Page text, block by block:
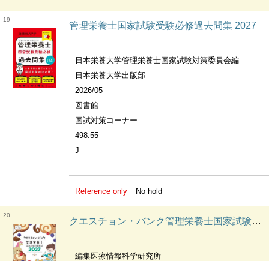
19
管理栄養士国家試験受験必修過去問集 2027
日本栄養大学管理栄養士国家試験対策委員会編
日本栄養大学出版部
2026/05
図書館
国試対策コーナー
498.55
J
Reference only No hold
20
クエスチョン・バンク管理栄養士国家試験問題解説 2027
編集医療情報科学研究所